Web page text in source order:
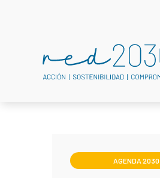
AGENDA 2030